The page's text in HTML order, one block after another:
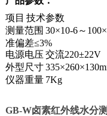
项目 技术参数
测量范围 30×10-6～ 100×
准偏差≤3%
电源电压 交流220±22V
外型尺寸335×260×
仪器重量 7Kg
GB-W卤素红外线水分